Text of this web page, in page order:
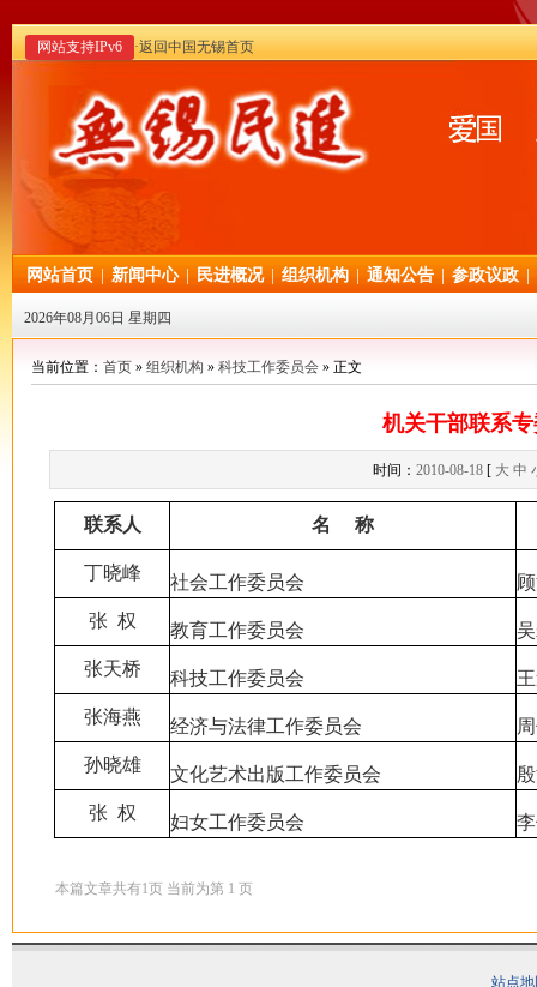
网站支持IPv6 ·返回中国无锡首页
网站首页 新闻中心 民进概况 组织机构 通知公告 参政议政
2026年08月06日 星期四
当前位置： 首页 » 组织机构 » 科技工作委员会 » 正文
机关干部联系
时间： 2010-08-18 [ 大 中
联系人 名 称
丁晓峰 社会工作委员会
张 权
教育工作委员会
张天桥
科技工作委员会
张海燕
经济与法律工作委员会
孙晓雄
文化艺术出版工作委员会
张 权
妇女工作委员会
本篇文章共有1页 当前为第 1 页
站点